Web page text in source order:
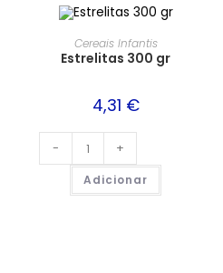
Cereais Infantis
Estrelitas 300 gr
4,31 €
- +
Adicionar